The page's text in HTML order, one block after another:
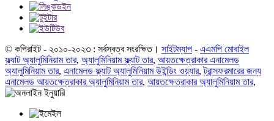
© কপিরাইট - ২০১০-২০২৩ : সর্বস্বত্ব সংরক্ষিত। সাইটম্যাপ - এএমপি মোবাইল
ফ্ল্যাট অ্যালুমিনিয়াম তার, অ্যালুমিনিয়াম ফ্ল্যাট তার, আয়তক্ষেত্রাকার এনামেলড
অ্যালুমিনিয়াম তার, এনামেলড ফ্ল্যাট অ্যালুমিনিয়াম উইন্ডিং ওয়্যার,ট্রান্সফরমারের জন্য
এনামেলড আয়তক্ষেত্রাকার অ্যালুমিনিয়াম তার, আয়তক্ষেত্রাকার অ্যালুমিনিয়াম তার,